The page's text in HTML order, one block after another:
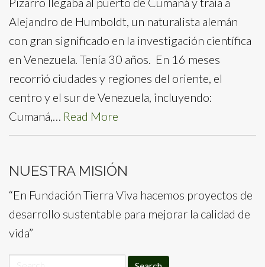
Alejandro de Humboldt, un naturalista alemán
con gran significado en la investigación científica
en Venezuela. Tenía 30 años. En 16 meses
recorrió ciudades y regiones del oriente, el
centro y el sur de Venezuela, incluyendo:
Cumaná,… Read More
NUESTRA MISIÓN
“En Fundación Tierra Viva hacemos proyectos de
desarrollo sustentable para mejorar la calidad de
vida”